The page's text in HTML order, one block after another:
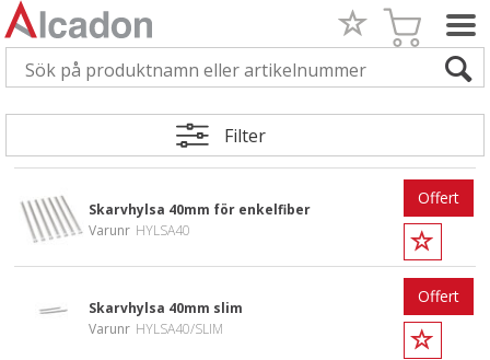
Filter
Skarvhylsa 40mm för enkelfiber
Varunr HYLSA40
Offert
Skarvhylsa 40mm slim
Varunr HYLSA40/SLIM
Offert